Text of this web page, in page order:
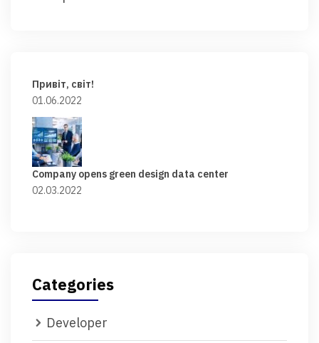
Привіт, світ!
01.06.2022
Company opens green design data center
02.03.2022
Categories
Developer